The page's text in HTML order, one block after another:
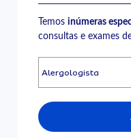
Temosinúmeras
consultas e exames